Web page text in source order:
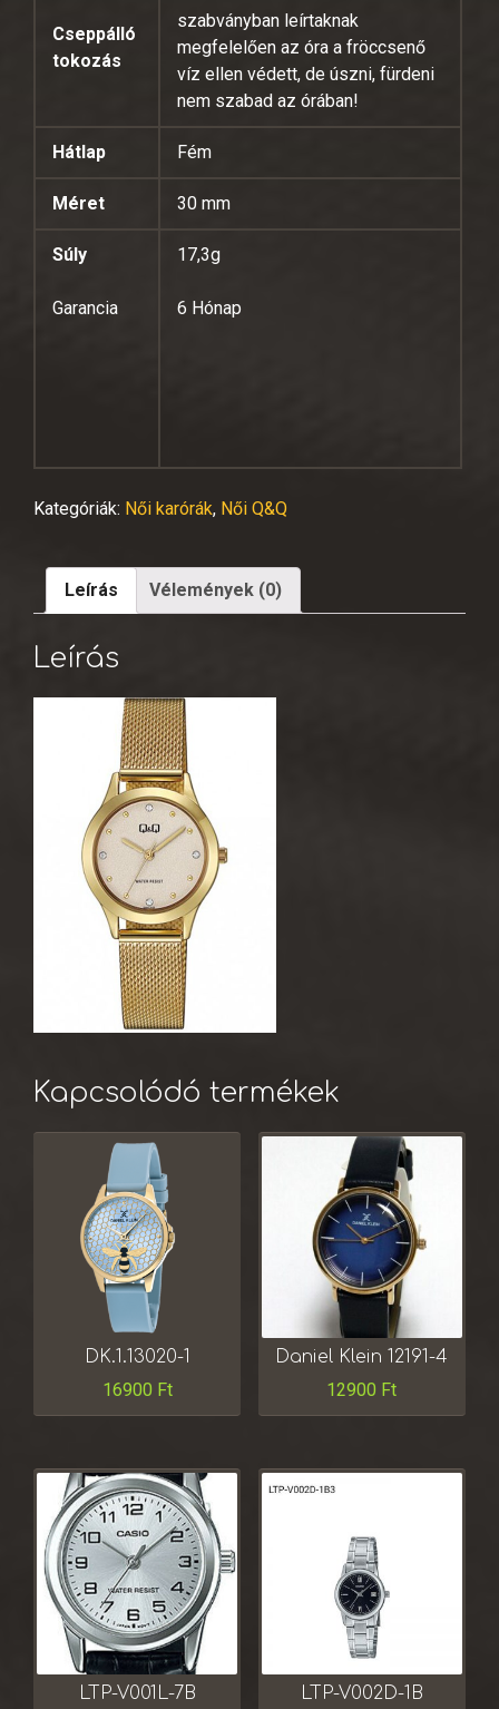
Cseppálló
tokozás
szabványban leírtaknak
megfelelően az óra a fröccsenő
víz ellen védett, de úszni, fürdeni
nem szabad az órában!
Hátlap Fém
Méret 30 mm
Súly
Garancia
17,3g
6 Hónap
Kategóriák: Női karórák, Női Q&Q
Leírás Vélemények (0)
Leírás
Kapcsolódó termékek
DK.1.13020-1
16900 Ft
Daniel Klein 12191-4
12900 Ft
LTP-V001L-7B LTP-V002D-1B